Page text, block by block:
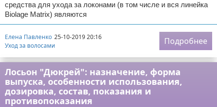
средства для ухода за локонами (в том числе и вся линейка
Biolage Matrix) являются
Елена Павленко 25-10-2019 20:16
Уход за волосами
Подробнее
Лосьон "Дюкрей": назначение, форма
выпуска, особенности использования,
дозировка, состав, показания и
противопоказания